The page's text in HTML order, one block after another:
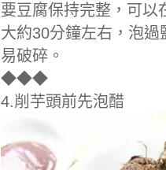
要豆腐保持完整，可以
大約30分鐘左右，泡
易破碎。
◆◆◆
4.削芋頭前先泡醋